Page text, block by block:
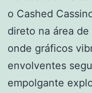
o Cashed
direto na área
onde gráficos
envolventes
empolgante